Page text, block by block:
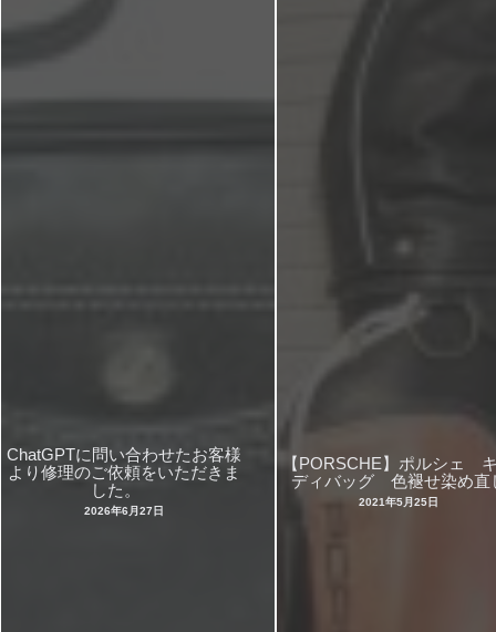
ChatGPTに問い合わせたお客様
より修理のご依頼をいただきま
した。
2026年6月27日
【PORSCHE】ポルシェ
ディバッグ 色褪せ染め直
2021年5月25日